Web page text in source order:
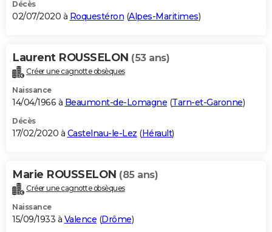
Décès
02/07/2020 à Roquestéron (Alpes-Maritimes)
Laurent ROUSSELON (53 ans)
Créer une cagnotte obsèques
Naissance
14/04/1966 à Beaumont-de-Lomagne (Tarn-et-Garonne)
Décès
17/02/2020 à Castelnau-le-Lez (Hérault)
Marie ROUSSELON (85 ans)
Créer une cagnotte obsèques
Naissance
15/09/1933 à Valence (Drôme)